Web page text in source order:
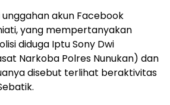
akun Facebook
yang mempertanyakan
diduga Iptu Sony Dwi
Narkoba Polres Nunukan) dan
disebut terlihat beraktivitas